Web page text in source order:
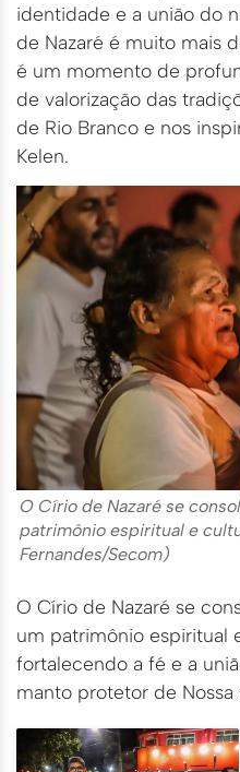
identidade e a união do
de Nazaré é muito mais
é um momento de
de valorização das
de Rio Branco e nos
Kelen.
O Círio de Nazaré se
patrimônio espiritual e
Fernandes/Secom)
O Círio de Nazaré se
um patrimônio espiritual
fortalecendo a fé e a
manto protetor de Nossa